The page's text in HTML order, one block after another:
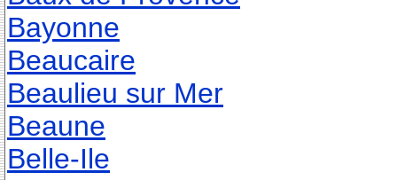
Bayonne
Beaucaire
Beaulieu sur Mer
Beaune
Belle-Ile